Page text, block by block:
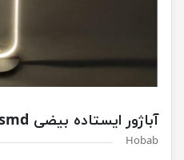
آباژور ایستاده بیضی smd
Hobab